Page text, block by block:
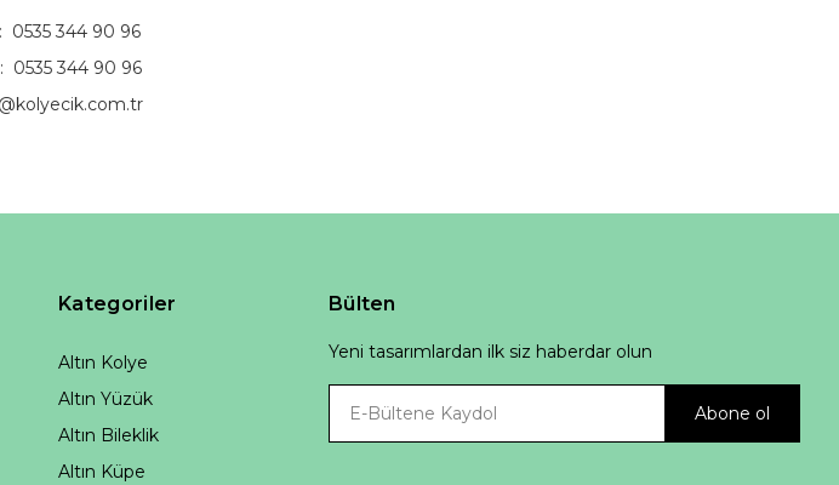
344 90 96
0535 344 90 96
Kategoriler
Altın Kolye
Altın Yüzük
Altın Bileklik
Altın Küpe
Bülten
Yeni tasarımlardan ilk siz haberdar olun
Abone ol